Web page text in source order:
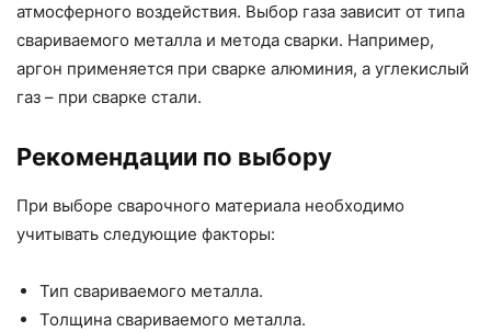
атмосферного воздействия. Выбор газа зависит от типа
свариваемого металла и метода сварки. Например,
аргон применяется при сварке алюминия, а углекислый
газ – при сварке стали.
Рекомендации по выбору
При выборе сварочного материала необходимо
учитывать следующие факторы:
Тип свариваемого металла.
Толщина свариваемого металла.